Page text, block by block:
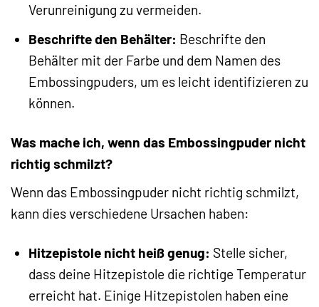
Verunreinigung zu vermeiden.
Beschrifte den Behälter: Beschrifte den
Behälter mit der Farbe und dem Namen des
Embossingpuders, um es leicht identifizieren zu
können.
Was mache ich, wenn das Embossingpuder nicht
richtig schmilzt?
Wenn das Embossingpuder nicht richtig schmilzt,
kann dies verschiedene Ursachen haben:
Hitzepistole nicht heiß genug: Stelle sicher,
dass deine Hitzepistole die richtige Temperatur
erreicht hat. Einige Hitzepistolen haben eine